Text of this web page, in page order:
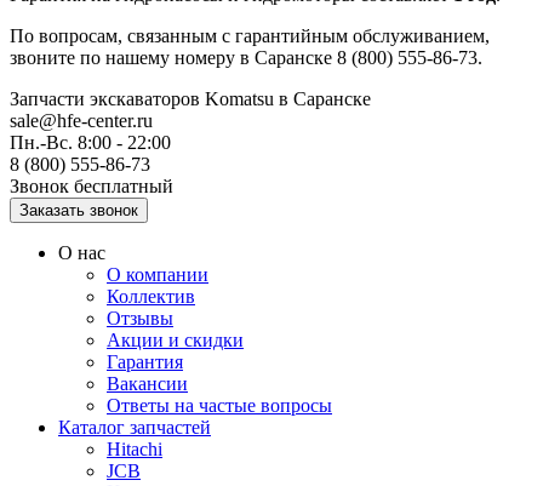
По вопросам, связанным с гарантийным обслуживанием,
звоните по нашему номеру в Саранске 8 (800) 555-86-73.
Запчасти экскаваторов Komatsu в Саранске
sale@hfe-center.ru
Пн.-Вс. 8:00 - 22:00
8 (800) 555-86-73
Звонок бесплатный
О нас
О компании
Коллектив
Отзывы
Акции и скидки
Гарантия
Вакансии
Ответы на частые вопросы
Каталог запчастей
Hitachi
JCB